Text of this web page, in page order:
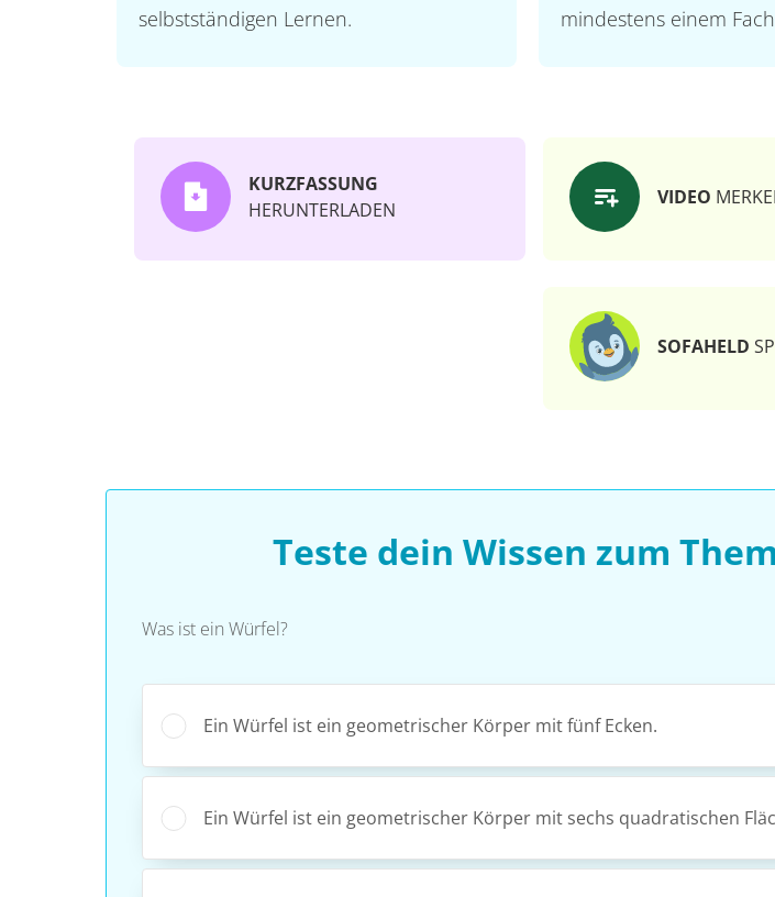
selbstständigen Lernen.
mindestens einem
KURZFASSUNG
HERUNTERLADEN
VIDEO
SOFAHELD
Teste dein Wissen zum
Was ist ein Würfel?
Ein Würfel ist ein geometrischer Körper mit fünf Ecken.
Ein Würfel ist ein geometrischer Körper mit sechs quadratischen